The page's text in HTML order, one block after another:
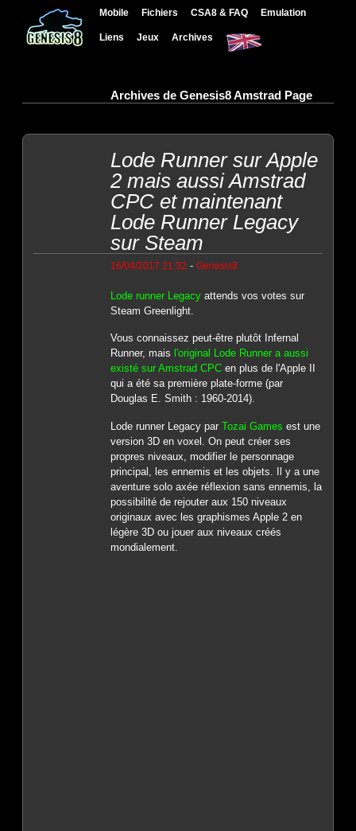
Mobile Fichiers CSA8 & FAQ Emulation
Liens Jeux Archives
Archives de Genesis8 Amstrad Page
Lode Runner sur Apple
2 mais aussi Amstrad
CPC et maintenant
Lode Runner Legacy
sur Steam
16/04/2017 21:32 - Genesis8
Lode runner Legacyattends vos votes sur
Steam Greenlight.
Vous connaissez peut-être plutôt Infernal
Runner, mais l'original Lode Runner a aussi
existé sur Amstrad CPCen plus de l'Apple II
qui a été sa première plate-forme (par
Douglas E. Smith : 1960-2014).
Lode runner Legacy par Tozai Games est une
version 3D en voxel. On peut créer ses
propres niveaux, modifier le personnage
principal, les ennemis et les objets. Il y a une
aventure solo axée réflexion sans ennemis, la
possibilité de rejouter aux 150 niveaux
originaux avec les graphismes Apple 2 en
légère 3D ou jouer aux niveaux créés
mondialement.